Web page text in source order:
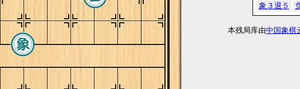
象３退５
本残局库由中国象棋